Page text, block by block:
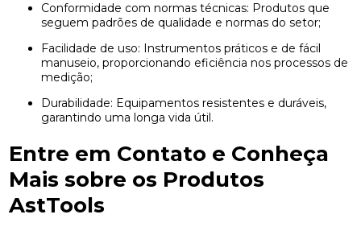
Conformidade com normas técnicas: Produtos que
seguem padrões de qualidade e normas do setor;
Facilidade de uso: Instrumentos práticos e de fácil
manuseio, proporcionando eficiência nos processos de
medição;
Durabilidade: Equipamentos resistentes e duráveis,
garantindo uma longa vida útil.
Entre em Contato e Conheça
Mais sobre os Produtos
AstTools